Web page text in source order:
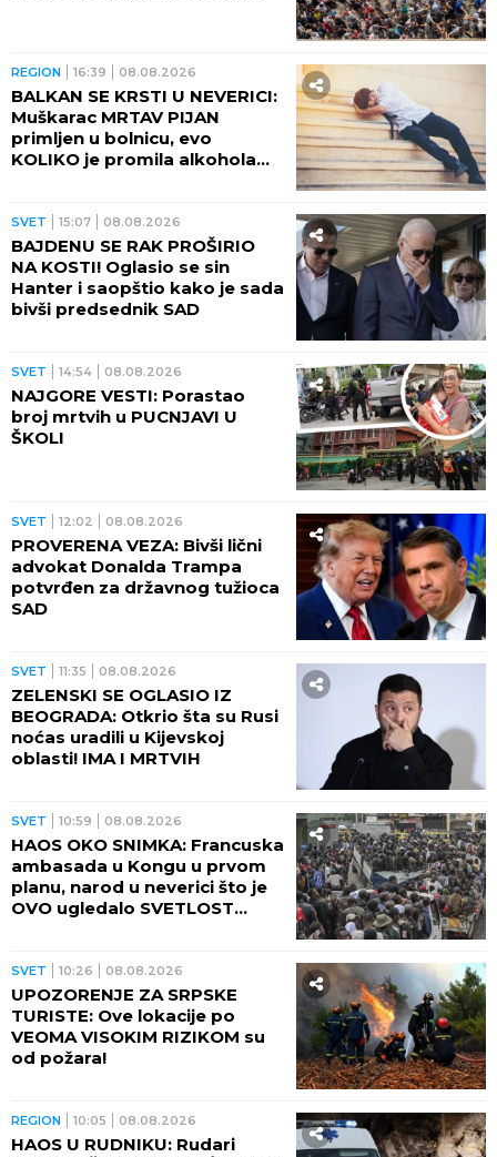
REGION 16:39 08.08.2026
BALKAN SE KRSTI U NEVERICI:
Muškarac MRTAV PIJAN
primljen u bolnicu, evo
KOLIKO je promila alkohola
SVET 15:07 08.08.2026
BAJDENU SE RAK PROŠIRIO
NA KOSTI! Oglasio se sin
Hanter i saopštio kako je sada
bivši predsednik SAD
SVET 14:54 08.08.2026
NAJGORE VESTI: Porastao
broj mrtvih u PUCNJAVI U
ŠKOLI
SVET 12:02 08.08.2026
PROVERENA VEZA: Bivši lični
advokat Donalda Trampa
potvrđen za državnog tužioca
SAD
SVET 11:35 08.08.2026
ZELENSKI SE OGLASIO IZ
BEOGRADA: Otkrio šta su Rusi
noćas uradili u Kijevskoj
oblasti! IMA I MRTVIH
SVET 10:59 08.08.2026
HAOS OKO SNIMKA: Francuska
ambasada u Kongu u prvom
planu, narod u neverici što je
OVO ugledalo SVETLOST
SVET 10:26 08.08.2026
UPOZORENJE ZA SRPSKE
TURISTE: Ove lokacije po
VEOMA VISOKIM RIZIKOM su
od požara!
REGION 10:05 08.08.2026
HAOS U RUDNIKU: Rudari